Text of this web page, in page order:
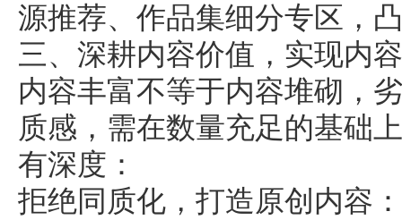
源推荐、作品集细分专区，
三、深耕内容价值，实现内
内容丰富不等于内容堆砌，
质感，需在数量充足的基础
有深度：
拒绝同质化，打造原创内容